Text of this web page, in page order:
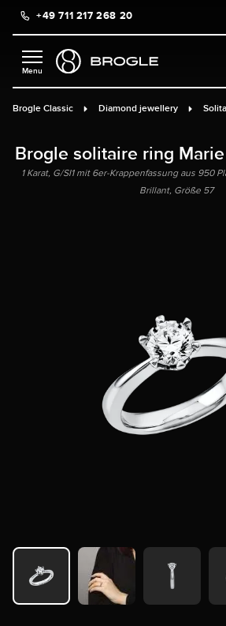
content+49 711 217 268 20
Brogle Classic Diamond jewellery
Brogle solitaire ring
1 Karat, G/SI1 mit 6er-Krappenfassung aus 950
Brillant, Größe 57